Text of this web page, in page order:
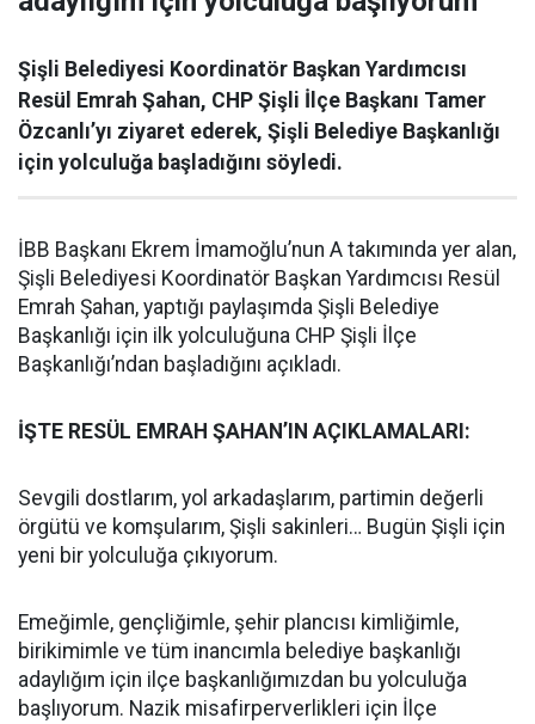
Şişli Belediyesi Koordinatör Başkan Yardımcısı
Resül Emrah Şahan, CHP Şişli İlçe Başkanı Tamer
Özcanlı’yı ziyaret ederek, Şişli Belediye Başkanlığı
için yolculuğa başladığını söyledi.
İBB Başkanı Ekrem İmamoğlu’nun A takımında yer alan,
Şişli Belediyesi Koordinatör Başkan Yardımcısı Resül
Emrah Şahan, yaptığı paylaşımda Şişli Belediye
Başkanlığı için ilk yolculuğuna CHP Şişli İlçe
Başkanlığı’ndan başladığını açıkladı.
İŞTE RESÜL EMRAH ŞAHAN’IN AÇIKLAMALARI:
Sevgili dostlarım, yol arkadaşlarım, partimin değerli
örgütü ve komşularım, Şişli sakinleri… Bugün Şişli için
yeni bir yolculuğa çıkıyorum.
Emeğimle, gençliğimle, şehir plancısı kimliğimle,
birikimimle ve tüm inancımla belediye başkanlığı
adaylığım için ilçe başkanlığımızdan bu yolculuğa
başlıyorum. Nazik misafirperverlikleri için İlçe